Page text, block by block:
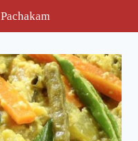
Pachakam